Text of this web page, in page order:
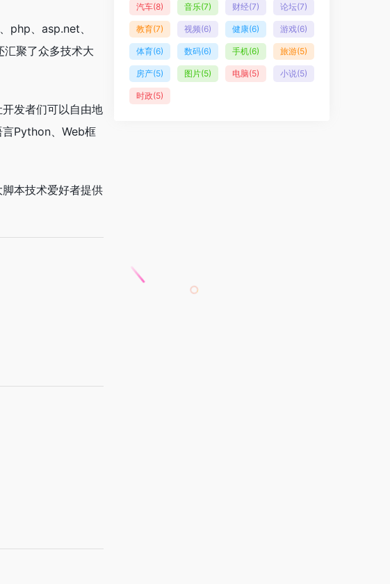
php、asp.net、
聚了众多技术大
发者们可以自由地
言Python、Web框
本技术爱好者提供
汽车(8) 音乐(7) 财经(7) 论坛(7)
教育(7) 视频(6) 健康(6) 游戏(6)
体育(6) 数码(6) 手机(6) 旅游(5)
房产(5) 图片(5) 电脑(5) 小说(5)
时政(5)